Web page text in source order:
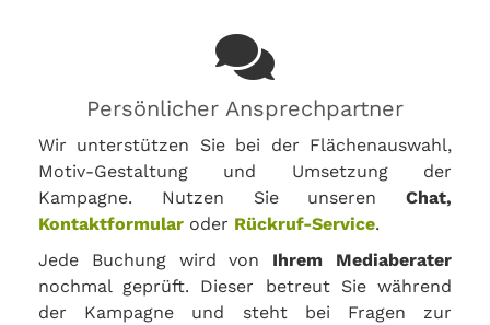
Persönlicher Ansprechpartner
Wir unterstützen Sie bei der Flächenauswahl,
Motiv-Gestaltung und Umsetzung der
Kampagne. Nutzen Sie unseren Chat,
Kontaktformular oder Rückruf-Service.
Jede Buchung wird von Ihrem Mediaberater
nochmal geprüft. Dieser betreut Sie während
der Kampagne und steht bei Fragen zur